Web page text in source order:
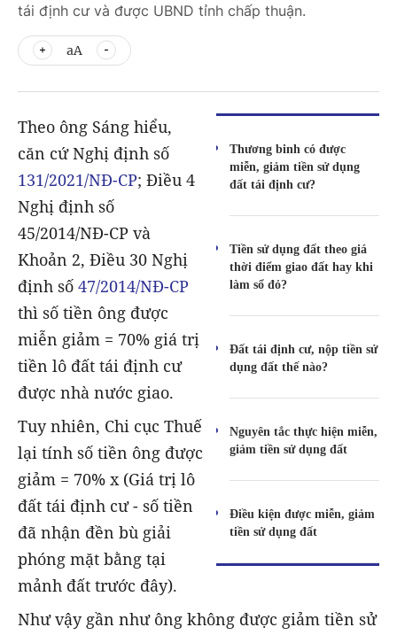
tái định cư và được UBND tỉnh chấp thuận.
aA
Thương binh có được
miễn, giảm tiền sử dụng
đất tái định cư?
Tiền sử dụng đất theo giá
thời điểm giao đất hay khi
làm sổ đỏ?
Đất tái định cư, nộp tiền sử
dụng đất thế nào?
Nguyên tắc thực hiện miễn,
giảm tiền sử dụng đất
Điều kiện được miễn, giảm
tiền sử dụng đất
Theo ông Sáng hiểu,
căn cứ Nghị định số
131/2021/NĐ-CP; Điều 4
Nghị định số
45/2014/NĐ-CP và
Khoản 2, Điều 30 Nghị
định số 47/2014/NĐ-CP
thì số tiền ông được
miễn giảm = 70% giá trị
tiền lô đất tái định cư
được nhà nước giao.
Tuy nhiên, Chi cục Thuế
lại tính số tiền ông được
giảm = 70% x (Giá trị lô
đất tái định cư - số tiền
đã nhận đền bù giải
phóng mặt bằng tại
mảnh đất trước đây).
Như vậy gần như ông không được giảm tiền sử